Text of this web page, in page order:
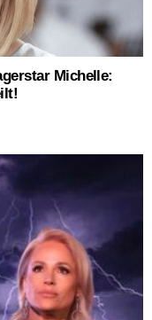
Michelle: